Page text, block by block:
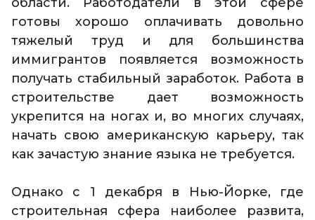
готовы хорошо оплачивать довольно
тяжелый труд и для большинства
иммигрантов появляется возможность
получать стабильный заработок. Работа в
строительстве дает возможность
укрепится на ногах и, во многих случаях,
начать свою американскую карьеру, так
как зачастую знание языка не требуется.
Однако с 1 декабря в Нью-Йорке, где
строительная сфера наиболее развита,